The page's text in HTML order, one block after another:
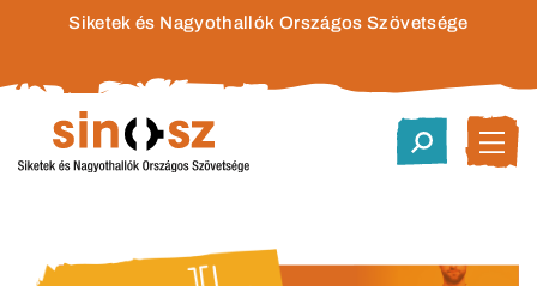
Siketek és Nagyothallók Országos Szövetsége